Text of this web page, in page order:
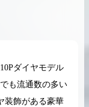
ダイヤモデル
も流通数の多い
装飾がある豪華